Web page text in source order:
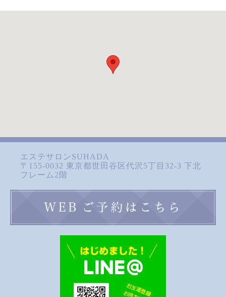
エステサロンSUHADA
〒155-0032 東京都世田谷区代沢5丁目32-3 下北
フレーム2階